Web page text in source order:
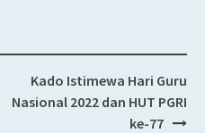
Kado Istimewa Hari Guru
Nasional 2022 dan HUT PGRI
ke-77